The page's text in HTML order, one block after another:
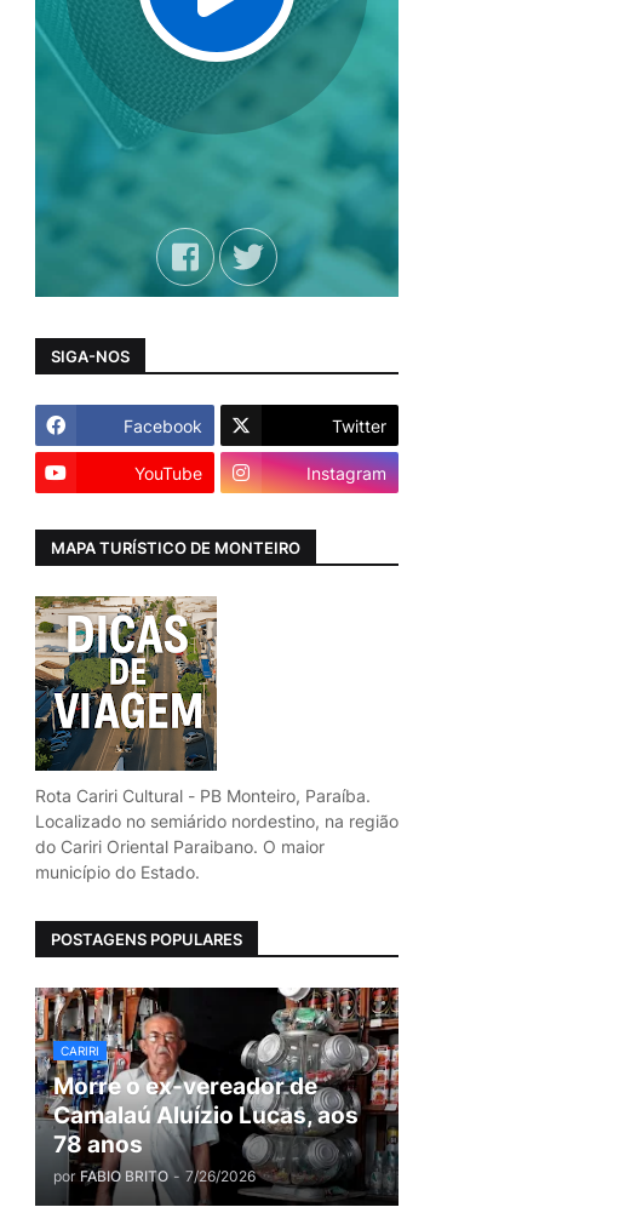
SIGA-NOS
Facebook Twitter
YouTube Instagram
MAPA TURÍSTICO DE MONTEIRO
Rota Cariri Cultural - PB Monteiro, Paraíba.
Localizado no semiárido nordestino, na região
do Cariri Oriental Paraibano. O maior
município do Estado.
POSTAGENS POPULARES
CARIRI
Morre o ex-vereador de
Camalaú Aluízio Lucas, aos
78 anos
por FABIO BRITO - 7/26/2026